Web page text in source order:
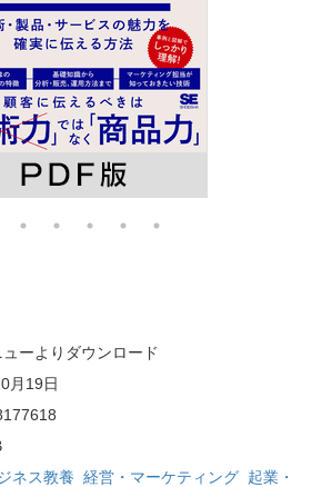
ーよりダウンロード
月19日
ネス教養 経営・マーケティング 起業・